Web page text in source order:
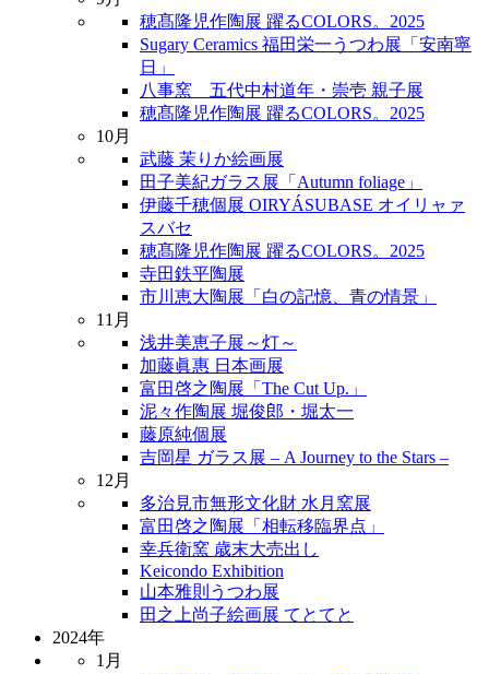
穂髙隆児作陶展 躍るCOLORS。2025
Sugary Ceramics 福田栄一うつわ展「安南寧
日」
八事窯 五代中村道年・崇壱 親子展
穂髙隆児作陶展 躍るCOLORS。2025
10月
武藤 茉りか絵画展
田子美紀ガラス展「Autumn foliage」
伊藤千穂個展 OIRYÁSUBASE オイリャァ
スバセ
穂髙隆児作陶展 躍るCOLORS。2025
寺田鉄平陶展
市川恵大陶展「白の記憶、青の情景」
11月
浅井美恵子展～灯～
加藤眞惠 日本画展
富田啓之陶展「The Cut Up.」
泥々作陶展 堀俊郎・堀太一
藤原純個展
吉岡星 ガラス展 – A Journey to the Stars –
12月
多治見市無形文化財 水月窯展
富田啓之陶展「相転移臨界点」
幸兵衛窯 歳末大売出し
Keicondo Exhibition
山本雅則うつわ展
田之上尚子絵画展 てとてと
2024年
1月